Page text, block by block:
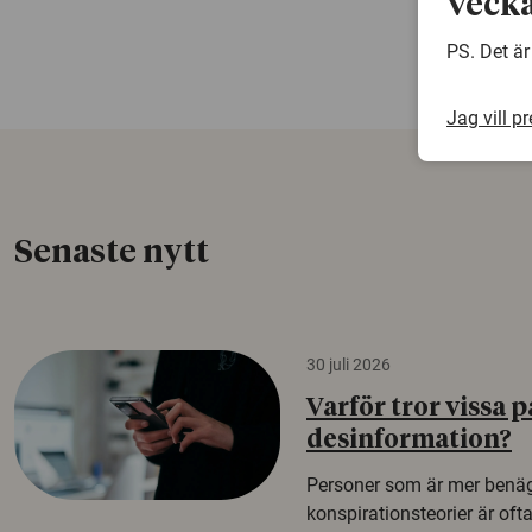
Senaste nytt
30 juli 2026
Varför tror vissa
desinformation?
Personer som är mer
konspirationsteorier är
PS. Det
Jag vill